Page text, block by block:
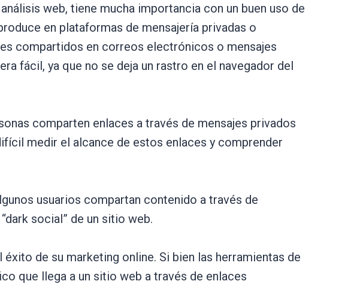
web, tiene mucha importancia con un buen uso de
en plataformas de mensajería privadas o
compartidos en correos electrónicos o mensajes
fácil, ya que no se deja un rastro en el navegador del
comparten enlaces a través de mensajes privados
medir el alcance de estos enlaces y comprender
usuarios compartan contenido a través de
social” de un sitio web.
de su marketing online. Si bien las herramientas de
que llega a un sitio web a través de enlaces